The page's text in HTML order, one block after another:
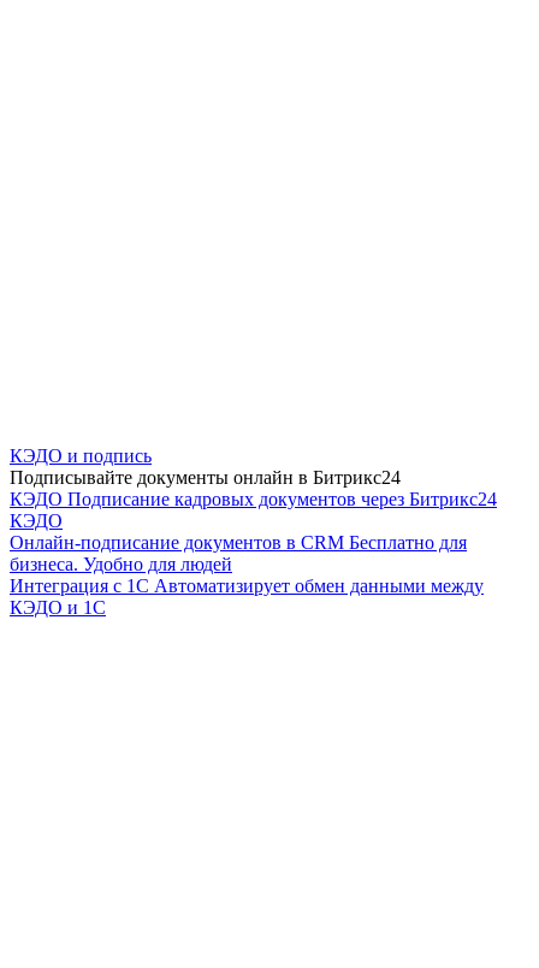
КЭДО и подпись
Подписывайте документы онлайн в Битрикс24
КЭДО Подписание кадровых документов через Битрикс24
КЭДО
Онлайн-подписание документов в CRM Бесплатно для
бизнеса. Удобно для людей
Интеграция с 1С Автоматизирует обмен данными между
КЭДО и 1С